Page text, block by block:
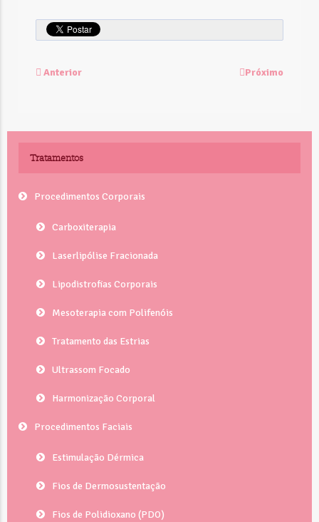
Anterior Próximo
Tratamentos
Procedimentos Corporais
Carboxiterapia
Laserlipólise Fracionada
Lipodistrofias Corporais
Mesoterapia com Polifenóis
Tratamento das Estrias
Ultrassom Focado
Harmonização Corporal
Procedimentos Faciais
Estimulação Dérmica
Fios de Dermosustentação
Fios de Polidioxano (PDO)